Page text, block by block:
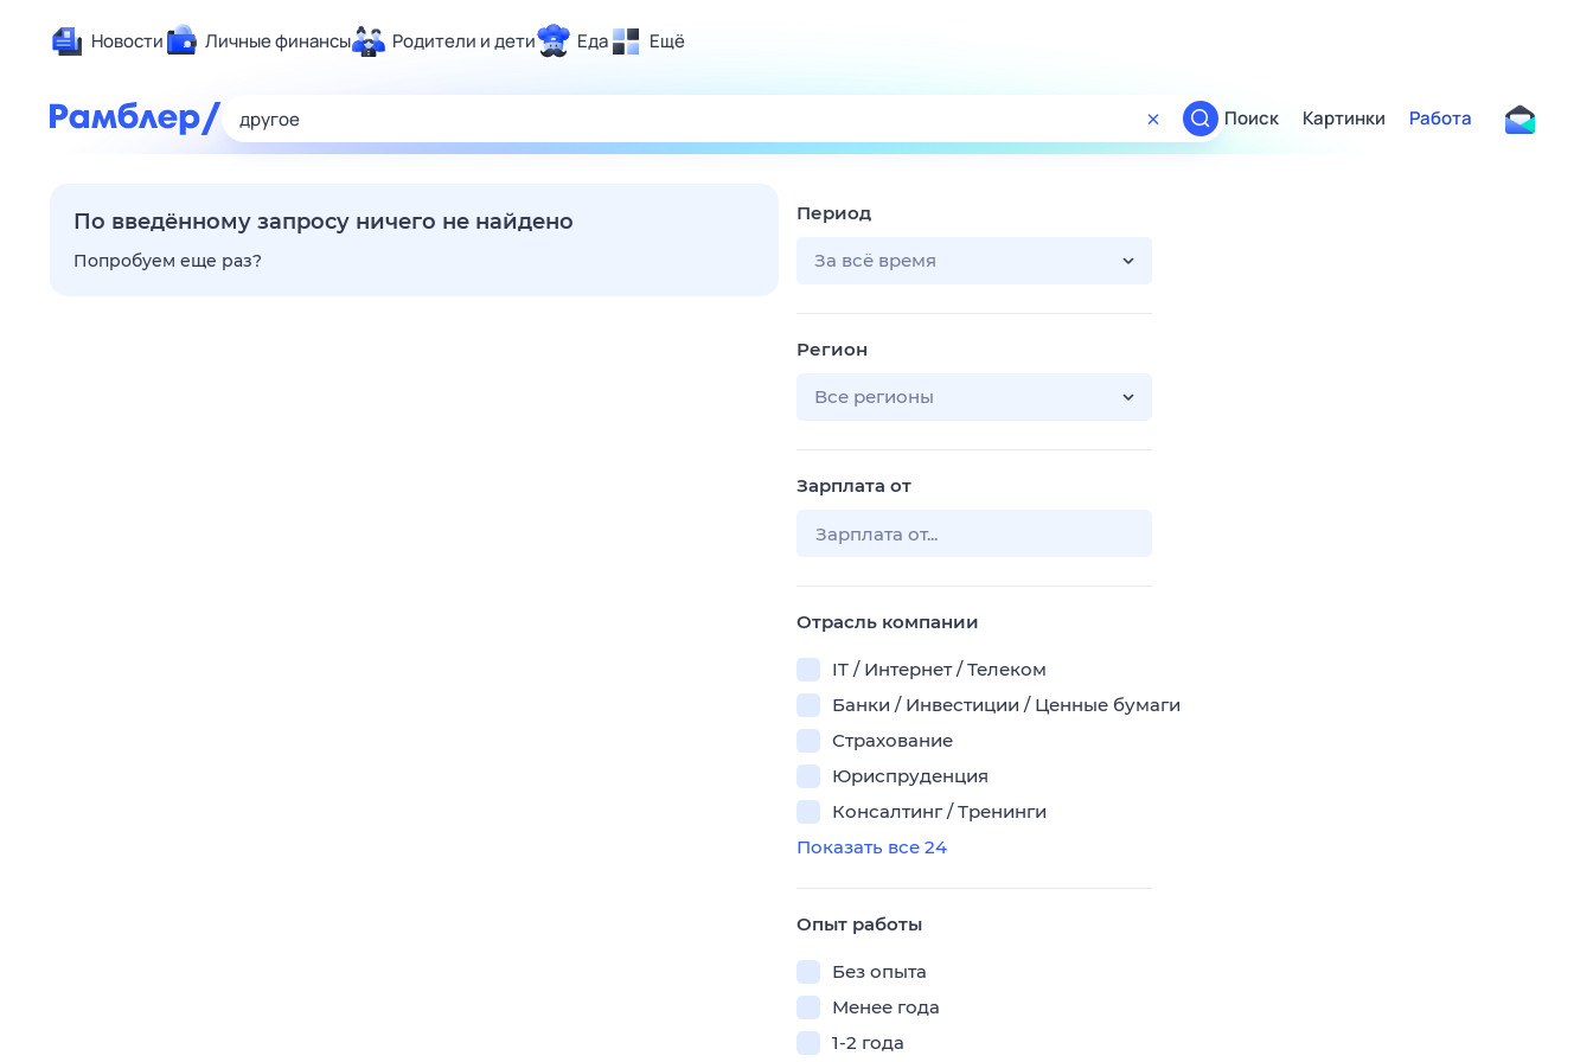
Новости Личные финансы Родители и дети Еда Ещё
Развлечения и отдых
Спорт
Поиск
ТВ-программа
Поиск Картинки Работа
По введённому запросу ничего не найдено
Попробуем еще раз?
Период
За всё время
Регион
Все регионы
Зарплата от
Отрасль компании
IT / Интернет / Телеком
Банки / Инвестиции / Ценные бумаги
Страхование
Юриспруденция
Консалтинг / Тренинги
Показать все 24
Опыт работы
Без опыта
Менее года
1-2 года